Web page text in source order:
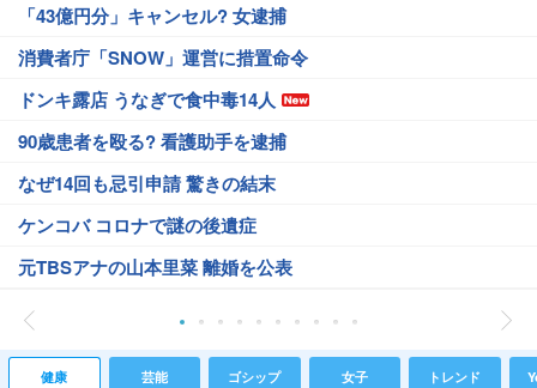
「43億円分」キャンセル? 女逮捕
消費者庁「SNOW」運営に措置命令
ドンキ露店 うなぎで食中毒14人
90歳患者を殴る? 看護助手を逮捕
なぜ14回も忌引申請 驚きの結末
ケンコバ コロナで謎の後遺症
元TBSアナの山本里菜 離婚を公表
健康 芸能 ゴシップ 女子 トレンド